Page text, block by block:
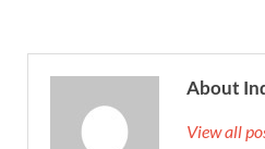
Uttarakhand
Kapil Dev
Uttarakhand
About
View all